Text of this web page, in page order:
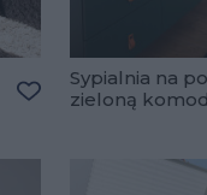
Sypialnia na
zieloną